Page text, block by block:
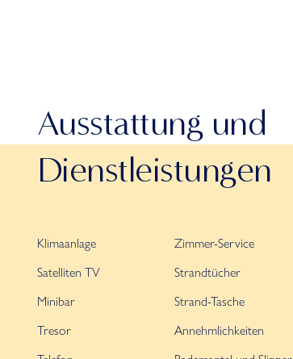
Ausstattung und
Dienstleistungen
Klimaanlage
Satelliten TV
Minibar
Tresor
Zimmer-Service
Strandtücher
Strand-Tasche
Annehmlichkeiten